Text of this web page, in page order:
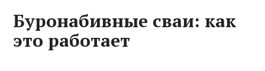
Буронабивные сваи: как
это работает